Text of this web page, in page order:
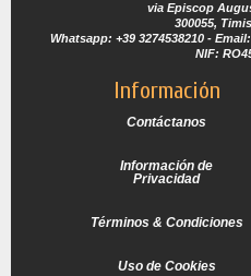
via Episcop
300055,
Whatsapp: +39 3274538210 -
NIF:
Información
Contáctanos
Información de
Privacidad
Términos & Condiciones
Uso de Cookies